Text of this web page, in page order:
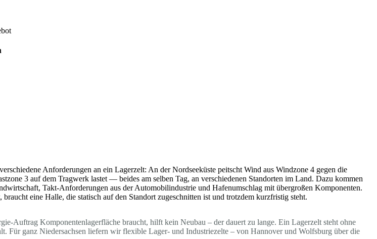
Anforderungen an ein Lagerzelt: An der Nordseeküste peitscht Wind aus Windzone 4 gegen die
3 auf dem Tragwerk lastet — beides am selben Tag, an verschiedenen Standorten im Land. Dazu kommen
Takt-Anforderungen aus der Automobilindustrie und Hafenumschlag mit übergroßen Komponenten.
eine Halle, die statisch auf den Standort zugeschnitten ist und trotzdem kurzfristig steht.
Auftrag Komponentenlagerfläche braucht, hilft kein Neubau – der dauert zu lange. Ein Lagerzelt steht ohne
Für ganz Niedersachsen liefern wir flexible Lager- und Industriezelte – von Hannover und Wolfsburg über die